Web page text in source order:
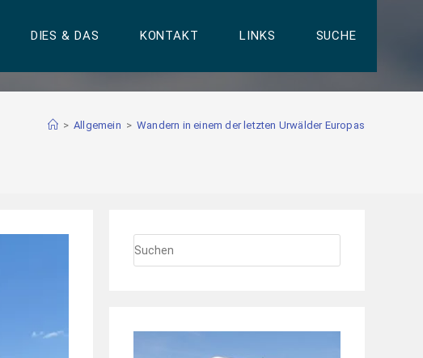
DIES & DAS KONTAKT LINKS SUCHE
> Allgemein > Wandern in einem der letzten Urwälder Europas